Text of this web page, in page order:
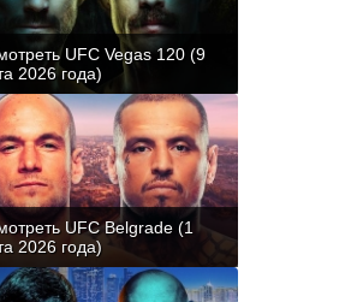
UFC Vegas 120 (9
2026 года)
UFC Belgrade (1
2026 года)